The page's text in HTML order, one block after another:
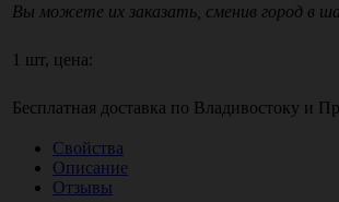
Вы можете их заказать, сменив город в
1 шт, цена:
Бесплатная доставка по Владивостоку и
Свойства
Описание
Отзывы